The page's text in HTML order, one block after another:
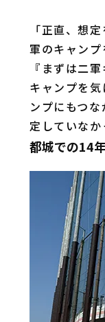
「正直、想
軍のキャン
『まずは二
キャンプを
ンプにもつ
定していなか
都城での14